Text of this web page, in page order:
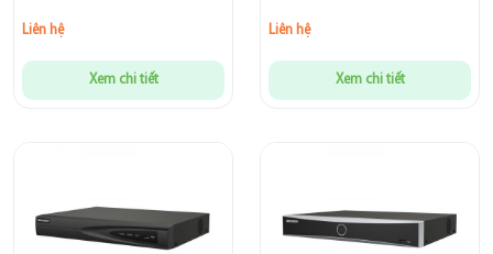
Liên hệ
Xem chi tiết
Liên hệ
Xem chi tiết